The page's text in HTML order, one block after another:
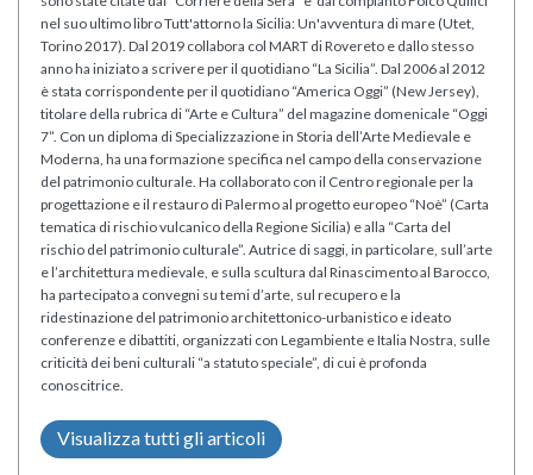
nel suo ultimo libro Tutt'attorno la Sicilia: Un'avventura di mare (Utet,
Torino 2017). Dal 2019 collabora col MART di Rovereto e dallo stesso
anno ha iniziato a scrivere per il quotidiano “La Sicilia”. Dal 2006 al 2012
è stata corrispondente per il quotidiano “America Oggi” (New Jersey),
titolare della rubrica di “Arte e Cultura” del magazine domenicale “Oggi
7”. Con un diploma di Specializzazione in Storia dell’Arte Medievale e
Moderna, ha una formazione specifica nel campo della conservazione
del patrimonio culturale. Ha collaborato con il Centro regionale per la
progettazione e il restauro di Palermo al progetto europeo “Noè” (Carta
tematica di rischio vulcanico della Regione Sicilia) e alla “Carta del
rischio del patrimonio culturale”. Autrice di saggi, in particolare, sull’arte
e l’architettura medievale, e sulla scultura dal Rinascimento al Barocco,
ha partecipato a convegni su temi d’arte, sul recupero e la
ridestinazione del patrimonio architettonico-urbanistico e ideato
conferenze e dibattiti, organizzati con Legambiente e Italia Nostra, sulle
criticità dei beni culturali “a statuto speciale”, di cui è profonda
conoscitrice.
Visualizza tutti gli articoli